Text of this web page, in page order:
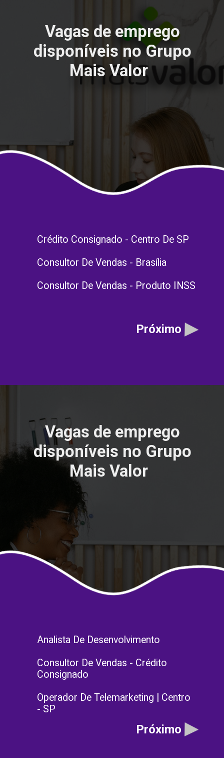
Crédito Consignado - Centro De SP
Consultor De Vendas - Brasília
Consultor De Vendas - Produto INSS
Vagas de emprego
disponíveis no Grupo
Mais Valor
Próximo
Analista De Desenvolvimento
Consultor De Vendas - Crédito
Consignado
Operador De Telemarketing | Centro
- SP
Vagas de emprego
disponíveis no Grupo
Mais Valor
Próximo